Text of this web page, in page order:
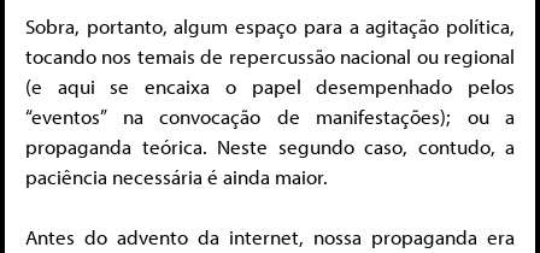
Sobra, portanto, algum espaço para a agitação política,
tocando nos temais de repercussão nacional ou regional
(e aqui se encaixa o papel desempenhado pelos
“eventos” na convocação de manifestações); ou a
propaganda teórica. Neste segundo caso, contudo, a
paciência necessária é ainda maior.
Antes do advento da internet, nossa propaganda era